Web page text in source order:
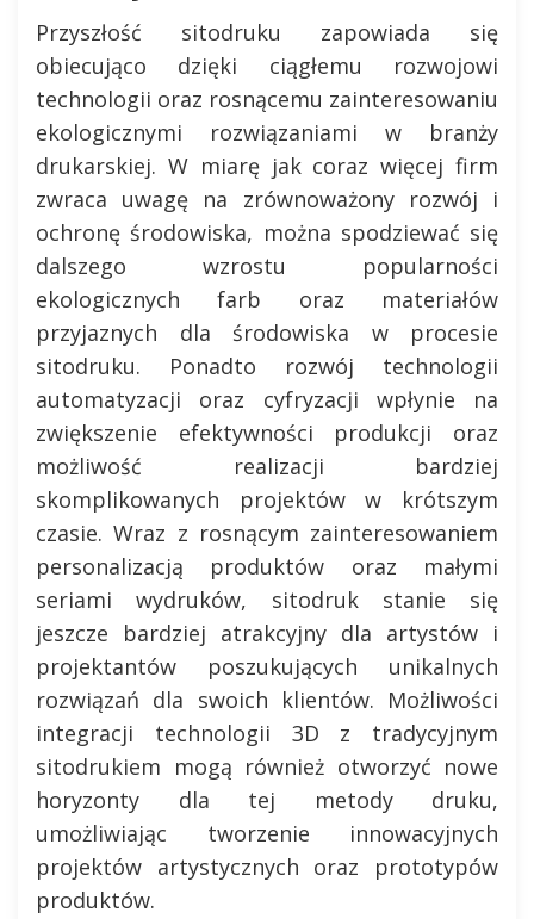
Przyszłość sitodruku zapowiada się
obiecująco dzięki ciągłemu rozwojowi
technologii oraz rosnącemu zainteresowaniu
ekologicznymi rozwiązaniami w branży
drukarskiej. W miarę jak coraz więcej firm
zwraca uwagę na zrównoważony rozwój i
ochronę środowiska, można spodziewać się
dalszego wzrostu popularności
ekologicznych farb oraz materiałów
przyjaznych dla środowiska w procesie
sitodruku. Ponadto rozwój technologii
automatyzacji oraz cyfryzacji wpłynie na
zwiększenie efektywności produkcji oraz
możliwość realizacji bardziej
skomplikowanych projektów w krótszym
czasie. Wraz z rosnącym zainteresowaniem
personalizacją produktów oraz małymi
seriami wydruków, sitodruk stanie się
jeszcze bardziej atrakcyjny dla artystów i
projektantów poszukujących unikalnych
rozwiązań dla swoich klientów. Możliwości
integracji technologii 3D z tradycyjnym
sitodrukiem mogą również otworzyć nowe
horyzonty dla tej metody druku,
umożliwiając tworzenie innowacyjnych
projektów artystycznych oraz prototypów
produktów.